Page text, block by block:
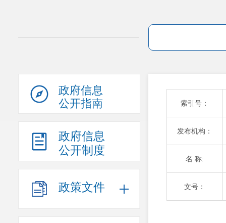
政府信息
公开指南
政府信息
公开制度
政策文件
索引号：
发布机构：
名 称:
文号：